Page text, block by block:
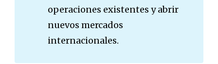
operaciones existentes y abrir
nuevos mercados
internacionales.